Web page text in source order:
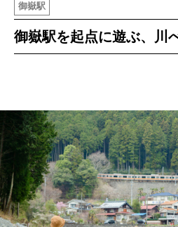
イベント情報
御嶽駅
御嶽駅を起点に遊ぶ、川